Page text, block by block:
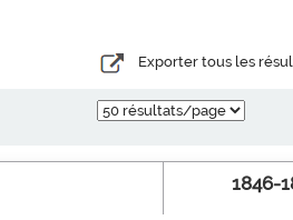
Exporter tous les
1846-